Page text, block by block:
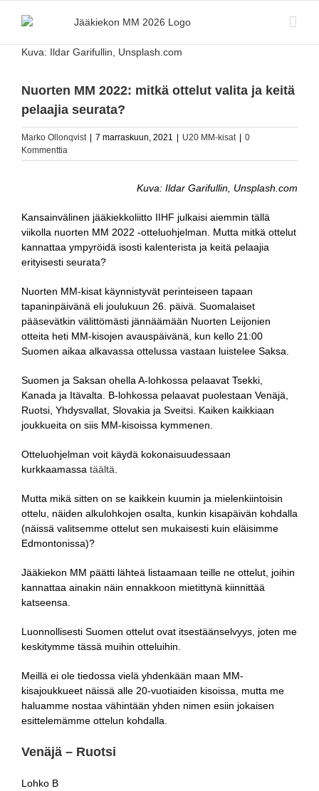
Katso
Kuva: Ildar Garifullin, Unsplash.com
Nuorten MM 2022: mitkä ottelut valita ja keitä
pelaajia seurata?
Marko Ollonqvist 7 marraskuun, 2021 U20 MM-kisat
0
Kommenttia
Kuva: Ildar Garifullin, Unsplash.com
Kansainvälinen jääkiekkoliitto IIHF julkaisi aiemmin tällä
viikolla nuorten MM 2022 -otteluohjelman. Mutta mitkä ottelut
kannattaa ympyröidä isosti kalenterista ja keitä pelaajia
erityisesti seurata?
Nuorten MM-kisat käynnistyvät perinteiseen tapaan
tapaninpäivänä eli joulukuun 26. päivä. Suomalaiset
pääsevätkin välittömästi jännäämään Nuorten Leijonien
otteita heti MM-kisojen avauspäivänä, kun kello 21:00
Suomen aikaa alkavassa ottelussa vastaan luistelee Saksa.
Suomen ja Saksan ohella A-lohkossa pelaavat Tsekki,
Kanada ja Itävalta. B-lohkossa pelaavat puolestaan Venäjä,
Ruotsi, Yhdysvallat, Slovakia ja Sveitsi. Kaiken kaikkiaan
joukkueita on siis MM-kisoissa kymmenen.
Otteluohjelman voit käydä kokonaisuudessaan
kurkkaamassa täältä
Mutta mikä sitten on se kaikkein kuumin ja mielenkiintoisin
ottelu, näiden alkulohkojen osalta, kunkin kisapäivän kohdalla
(näissä valitsemme ottelut sen mukaisesti kuin eläisimme
Edmontonissa)?
Jääkiekon MM päätti lähteä listaamaan teille ne ottelut, joihin
kannattaa ainakin näin ennakkoon mietittynä kiinnittää
katseensa.
Luonnollisesti Suomen ottelut ovat itsestäänselvyys, joten me
keskitymme tässä muihin otteluihin.
Meillä ei ole tiedossa vielä yhdenkään maan MM-
kisajoukkueet näissä alle 20-vuotiaiden kisoissa, mutta me
haluamme nostaa vähintään yhden nimen esiin jokaisen
esittelemämme ottelun kohdalla.
Venäjä – Ruotsi
Lohko B